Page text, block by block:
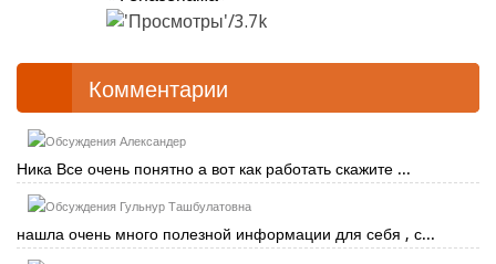
3.7k
Комментарии
Александер
Ника Все очень понятно а вот как работать скажите ...
Гульнур Ташбулатовна
нашла очень много полезной информации для себя , с...